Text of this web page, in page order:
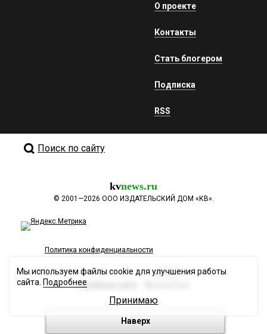
О проекте
Контакты
Стать блогером
Подписка
RSS
Поиск по сайту
kvnews.ru
© 2001—2026 ООО ИЗДАТЕЛЬСКИЙ ДОМ «КВ».
Политика конфиденциальности
Разработка сайта
Наверх
Мы используем файлы cookie для улучшения работы
сайта. Подробнее
Принимаю